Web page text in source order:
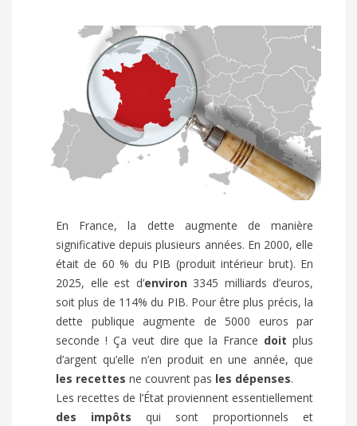
En France, la dette augmente de manière
significative depuis plusieurs années. En 2000, elle
était de 60 % du PIB (produit intérieur brut). En
2025, elle est d’environ 3345 milliards d’euros,
soit plus de 114% du PIB. Pour être plus précis, la
dette publique augmente de 5000 euros par
seconde ! Ça veut dire que la France doit plus
d’argent qu’elle n’en produit en une année, que
les recettes ne couvrent pas les dépenses.
Les recettes de l’État proviennent essentiellement
des impôts qui sont proportionnels et